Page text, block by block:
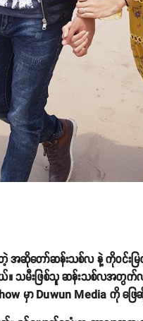
တဲ့ အဆိုတော်ဆန်းသစ်လ နဲ့ ကိုဝင်းမ
။ သမီးဖြစ်သူ ဆန်းသစ်လအတွက်
မှာ Duwun Media ကို ဖြေ